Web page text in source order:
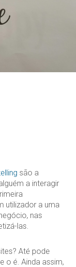
são a
a interagir
utilizador a uma
nas
las.
Até pode
o é. Ainda assim,